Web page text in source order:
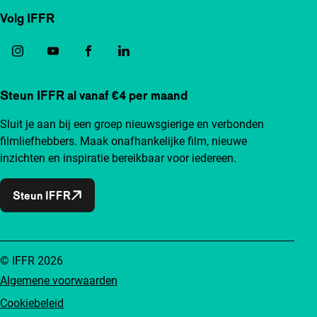
Volg IFFR
Steun IFFR al vanaf €4 per maand
Sluit je aan bij een groep nieuwsgierige en verbonden
filmliefhebbers. Maak onafhankelijke film, nieuwe
inzichten en inspiratie bereikbaar voor iedereen.
Steun IFFR
Algemene voorwaarden
Cookiebeleid
© IFFR 2026